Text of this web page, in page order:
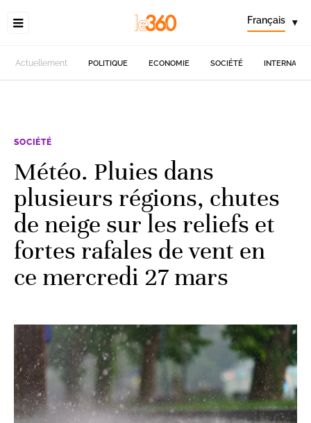
Français ▾
Actuellement POLITIQUE ECONOMIE SOCIÉTÉ
SOCIÉTÉ
Météo. Pluies dans
plusieurs régions, chutes
de neige sur les reliefs et
fortes rafales de vent en
ce mercredi 27 mars